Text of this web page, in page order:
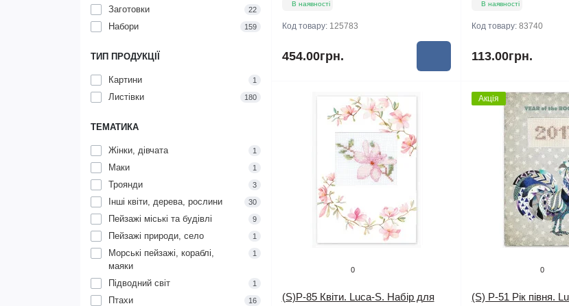
Заготовки 22
Набори 159
ТИП ПРОДУКЦІЇ
Картини 1
Листівки 180
ТЕМАТИКА
Жінки, дівчата 1
Маки 1
Троянди 3
Інші квіти, дерева, рослини 30
Пейзажі міські та будівлі 9
Пейзажі природи, село 1
Морські пейзажі, кораблі,
маяки
1
Підводний світ 1
Птахи 16
В наявності
Код товару: 125783
454.00грн.
В наявності
Код товару:83740
113.00грн.
0
(S)P-85 Квіти. Luca-S. Набір для
Акція
0
(S) P-51 Рік півня.